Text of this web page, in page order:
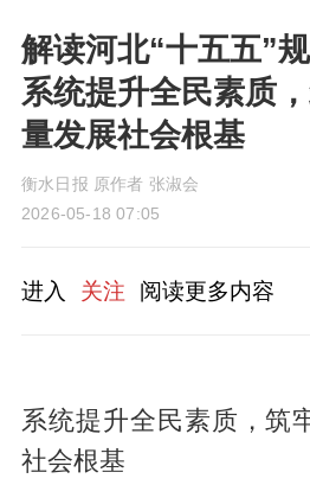
解读河北“十五五”
系统提升全民素质
量发展社会根基
衡水日报 原作者 张淑会
2026-05-18 07:05
进入 关注 阅读更多内容
系统提升全民素质，筑
社会根基